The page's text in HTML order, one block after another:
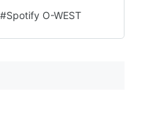
ハビリにも良さそう
#Spotify O-WEST